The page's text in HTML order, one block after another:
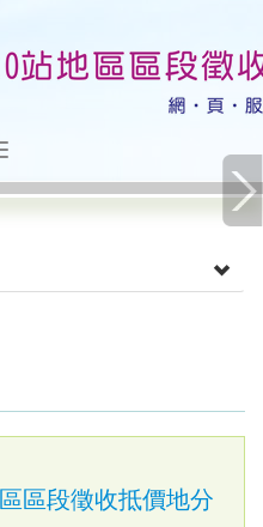
區段徵收抵價地分